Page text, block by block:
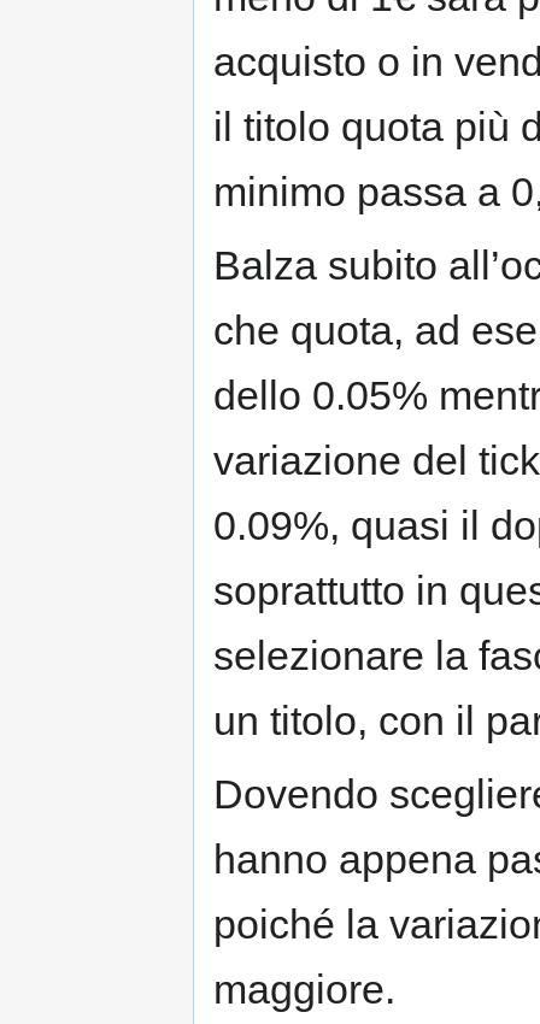
acquisto o in
il titolo quota più
minimo passa a
Balza subito
che quota, ad
dello 0.05%
variazione del
0.09%, quasi il
soprattutto in
selezionare la
un titolo, con il
Dovendo
hanno appena
poiché la
maggiore.